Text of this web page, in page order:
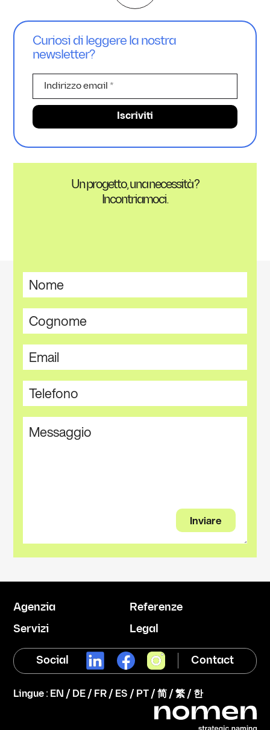
Curiosi di leggere la nostra
newsletter?
Un progetto, una necessità ?
Incontriamoci.
Agenzia
Servizi
Referenze
Legal
Social Contact
Lingue : EN / DE / FR / ES / PT /简 /繁 / 한